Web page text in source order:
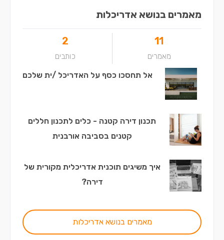
מאמרים בנושא אדריכלות
11
מאמרים
2
כותבים
אל תחסכו כסף על האדריכל /ית שלכם
תכנון דירה קטנה - כלים לתכנון חללים
קטנים בסביבה אורבנית
איך משיגים תוכנית אדריכלית מקורית של
דירה?
מאמרים בנושא אדריכלות